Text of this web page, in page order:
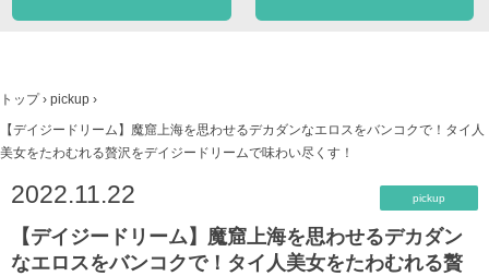
トップ › pickup ›
【デイジードリーム】魔窟上海を思わせるデカダンなエロスをバンコクで！タイ人
美女をたわむれる贅沢をデイジードリームで味わい尽くす！
2022.11.22 pickup
【デイジードリーム】魔窟上海を思わせるデカダン
なエロスをバンコクで！タイ人美女をたわむれる贅